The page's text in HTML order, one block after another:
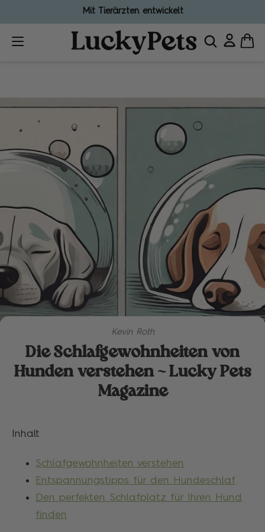
Hergestellt in Deutschland
Kevin Roth
Die Schlafgewohnheiten von
Hunden verstehen - Lucky Pets
Magazine
Inhalt
Schlafgewohnheiten verstehen
Entspannungstipps für den Hundeschlaf
Den perfekten Schlafplatz für Ihren Hund
finden